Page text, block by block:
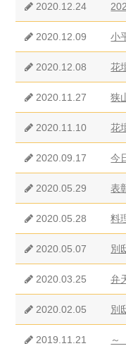
2020.12.24
2020.12.09 小
2020.12.08 花
2020.11.27 狭
2020.11.10 花
2020.09.17 今
2020.05.29 表
2020.05.28 料
2020.05.07 別
2020.03.25 弁
2020.02.05 別
2019.11.21
～